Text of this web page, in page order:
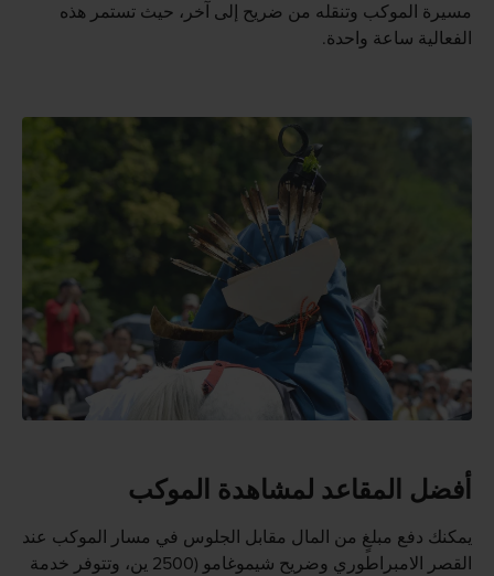
مسيرة الموكب وتنقله من ضريح إلى آخر، حيث تستمر هذه
الفعالية ساعة واحدة.
أفضل المقاعد لمشاهدة الموكب
يمكنك دفع مبلغٍ من المال مقابل الجلوس في مسار الموكب عند
القصر الامبراطوري وضريح شيموغامو (2500 ين، وتتوفر خدمة